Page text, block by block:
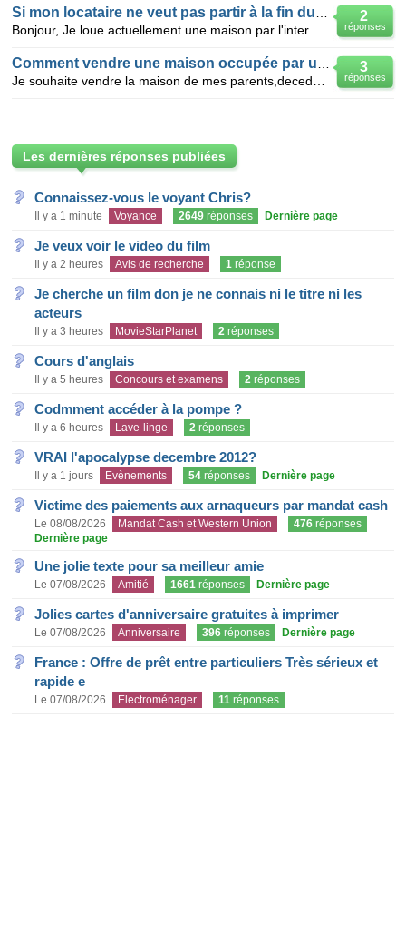
2
réponses
3
réponses
Les dernières réponses publiées
Connaissez-vous le voyant Chris?
Il y a 1 minute Voyance 2649 réponses Dernière page
Je veux voir le video du film
Il y a 2 heures Avis de recherche 1 réponse
Je cherche un film don je ne connais ni le titre ni les
acteurs
Il y a 3 heures MovieStarPlanet 2 réponses
Cours d'anglais
Il y a 5 heures Concours et examens 2 réponses
Codmment accéder à la pompe ?
Il y a 6 heures Lave-linge 2 réponses
VRAI l'apocalypse decembre 2012?
Il y a 1 jours Evènements 54 réponses Dernière page
Victime des paiements aux arnaqueurs par mandat cash
Le 08/08/2026 Mandat Cash et Western Union 476 réponses
Dernière page
Une jolie texte pour sa meilleur amie
Le 07/08/2026 Amitié 1661 réponses Dernière page
Jolies cartes d'anniversaire gratuites à imprimer
Le 07/08/2026 Anniversaire 396 réponses Dernière page
France : Offre de prêt entre particuliers Très sérieux et
rapide e
Le 07/08/2026 Electroménager 11 réponses